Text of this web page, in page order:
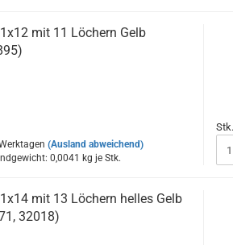
mit 11 Löchern Gelb
(Ausland abweichend)
0,0041 kg je Stk.
mit 13 Löchern helles Gelb
32018)